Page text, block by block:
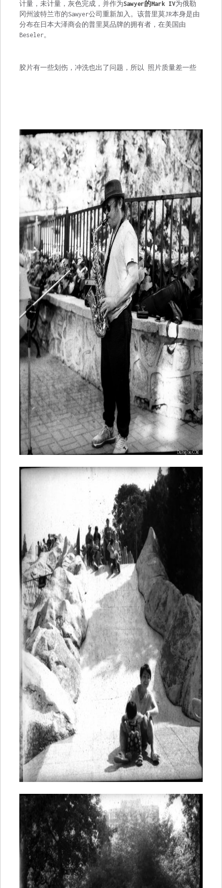
计量，未计量，灰色完成，并作为Sawyer的Mark IV为俄勒
冈州波特兰市的Sawyer公司重新加入。该普里莫JR本身是由
分布在日本大泽商会的普里莫品牌的拥有者，在美国由
Beseler。
胶片有一些划伤，冲洗也出了问题，所以 照片质量差一些